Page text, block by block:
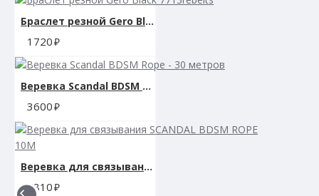
Браслет резной Gero Black 7713rebelts
1720
Веревка Scandal BDSM Rope - 30 метров
3600
Веревка для связывания SCANDAL BDSM ROPE 10M
1810